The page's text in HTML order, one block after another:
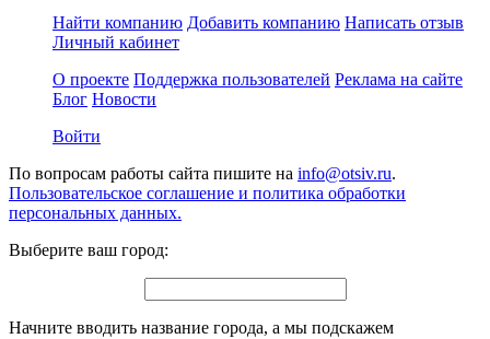
Найти компанию Добавить компанию Написать отзыв
Личный кабинет
О проекте Поддержка пользователей Реклама на сайте
Блог Новости
Войти
По вопросам работы сайта пишите на info@otsiv.ru.
Пользовательское соглашение и политика обработки
персональных данных.
Выберите ваш город:
Начните вводить название города, а мы подскажем